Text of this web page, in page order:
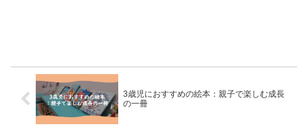
3歳児におすすめの絵本：親子で楽しむ成長
の一冊